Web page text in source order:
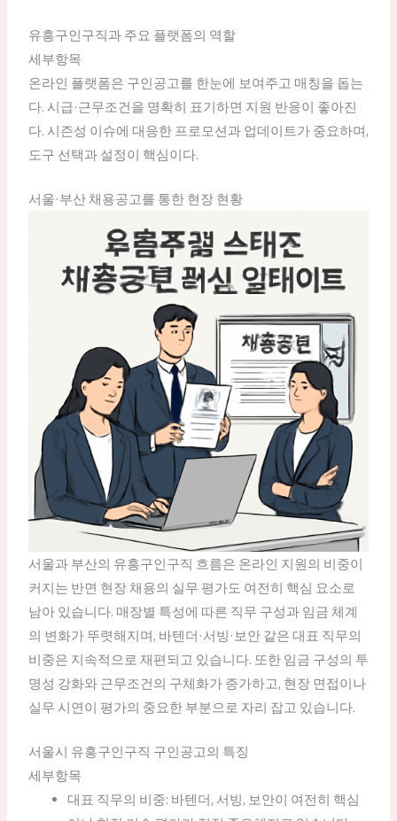
유흥구인구직과 주요 플랫폼의 역할
세부항목
온라인 플랫폼은 구인공고를 한눈에 보여주고 매칭을 돕는
다. 시급·근무조건을 명확히 표기하면 지원 반응이 좋아진
다. 시즌성 이슈에 대응한 프로모션과 업데이트가 중요하며,
도구 선택과 설정이 핵심이다.
서울·부산 채용공고를 통한 현장 현황
서울과 부산의 유흥구인구직 흐름은 온라인 지원의 비중이
커지는 반면 현장 채용의 실무 평가도 여전히 핵심 요소로
남아 있습니다. 매장별 특성에 따른 직무 구성과 임금 체계
의 변화가 뚜렷해지며, 바텐더·서빙·보안 같은 대표 직무의
비중은 지속적으로 재편되고 있습니다. 또한 임금 구성의 투
명성 강화와 근무조건의 구체화가 증가하고, 현장 면접이나
실무 시연이 평가의 중요한 부분으로 자리 잡고 있습니다.
서울시 유흥구인구직 구인공고의 특징
세부항목
대표 직무의 비중: 바텐더, 서빙, 보안이 여전히 핵심